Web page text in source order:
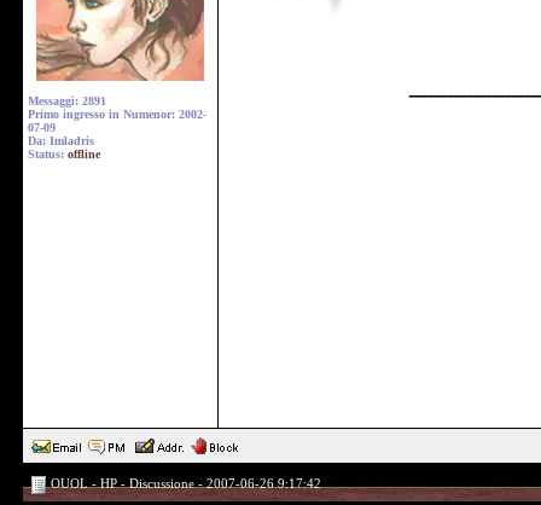
Messaggi: 2891
Primo ingresso in Numenor: 2002-
07-09
Da: Imladris
Status: offline
OUOL - HP - Discussione - 2007-06-26 9:17:42